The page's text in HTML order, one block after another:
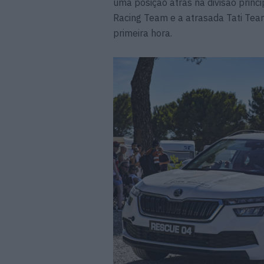
uma posição atrás na divisão
Racing Team e a atrasada Tati
primeira hora.